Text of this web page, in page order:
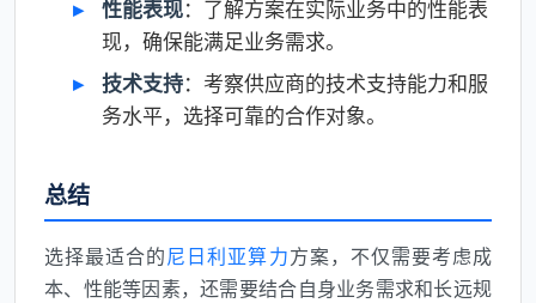
性能表现：了解方案在实际业务中的性能表
现，确保能满足业务需求。
技术支持：考察供应商的技术支持能力和服
务水平，选择可靠的合作对象。
总结
选择最适合的尼日利亚算力方案，不仅需要考虑成
本、性能等因素，还需要结合自身业务需求和长远规